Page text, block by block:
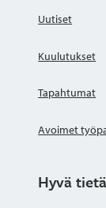
Uutiset
Kuulutukset
Tapahtumat
Avoimet
Hyvä